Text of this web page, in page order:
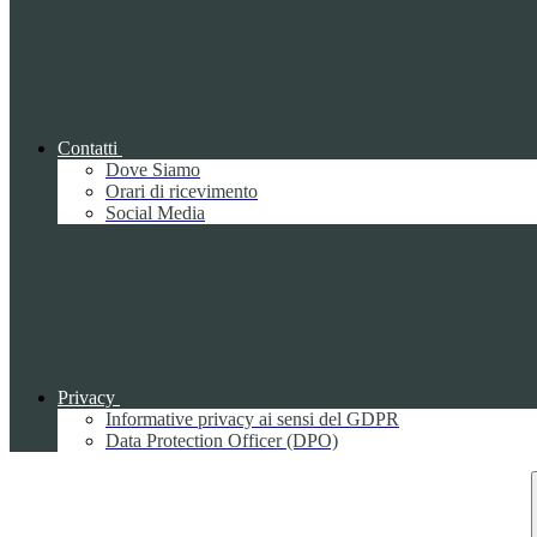
Contatti
Dove Siamo
Orari di ricevimento
Social Media
Privacy
Informative privacy ai sensi del GDPR
Data Protection Officer (DPO)